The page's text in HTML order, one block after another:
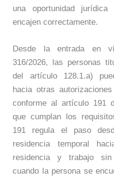
una oportunidad jurídica
encajen correctamente.
Desde la entrada en
316/2026, las personas
del artículo 128.1.a)
hacia otras
conforme al artículo 191
que cumplan los
191 regula el paso
residencia temporal
residencia y trabajo
cuando la persona se